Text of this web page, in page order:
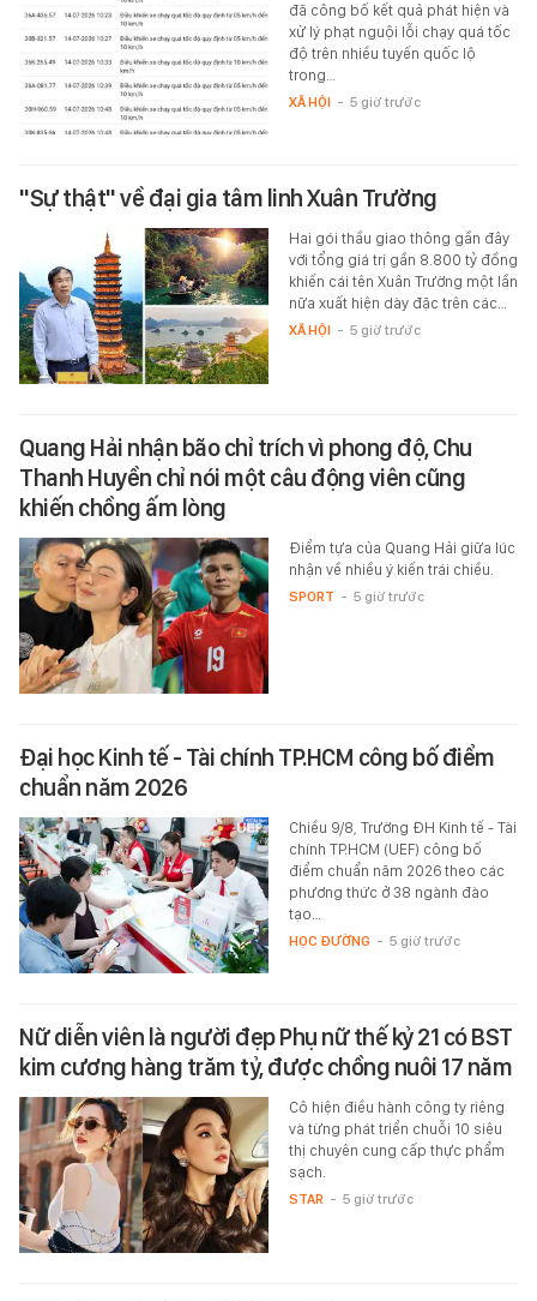
đã công bố kết quả phát hiện và
xử lý phạt nguội lỗi chạy quá tốc
độ trên nhiều tuyến quốc lộ
trong…
XÃ HỘI - 5 giờ trước
"Sự thật" về đại gia tâm linh Xuân Trường
Hai gói thầu giao thông gần đây
với tổng giá trị gần 8.800 tỷ đồng
khiến cái tên Xuân Trường một lần
nữa xuất hiện dày đặc trên các…
XÃ HỘI - 5 giờ trước
Quang Hải nhận bão chỉ trích vì phong độ, Chu
Thanh Huyền chỉ nói một câu động viên cũng
khiến chồng ấm lòng
Điểm tựa của Quang Hải giữa lúc
nhận về nhiều ý kiến trái chiều.
SPORT - 5 giờ trước
Đại học Kinh tế - Tài chính TP.HCM công bố điểm
chuẩn năm 2026
Chiều 9/8, Trường ĐH Kinh tế - Tài
chính TP.HCM (UEF) công bố
điểm chuẩn năm 2026 theo các
phương thức ở 38 ngành đào
tạo…
HỌC ĐƯỜNG - 5 giờ trước
Nữ diễn viên là người đẹp Phụ nữ thế kỷ 21 có BST
kim cương hàng trăm tỷ, được chồng nuôi 17 năm
Cô hiện điều hành công ty riêng
và từng phát triển chuỗi 10 siêu
thị chuyên cung cấp thực phẩm
sạch.
STAR - 5 giờ trước